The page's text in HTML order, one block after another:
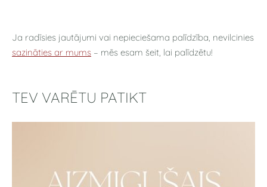
Ja radīsies jautājumi vai nepieciešama palīdzība, nevilcinies
sazināties ar mums – mēs esam šeit, lai palīdzētu!
TEV VARĒTU PATIKT